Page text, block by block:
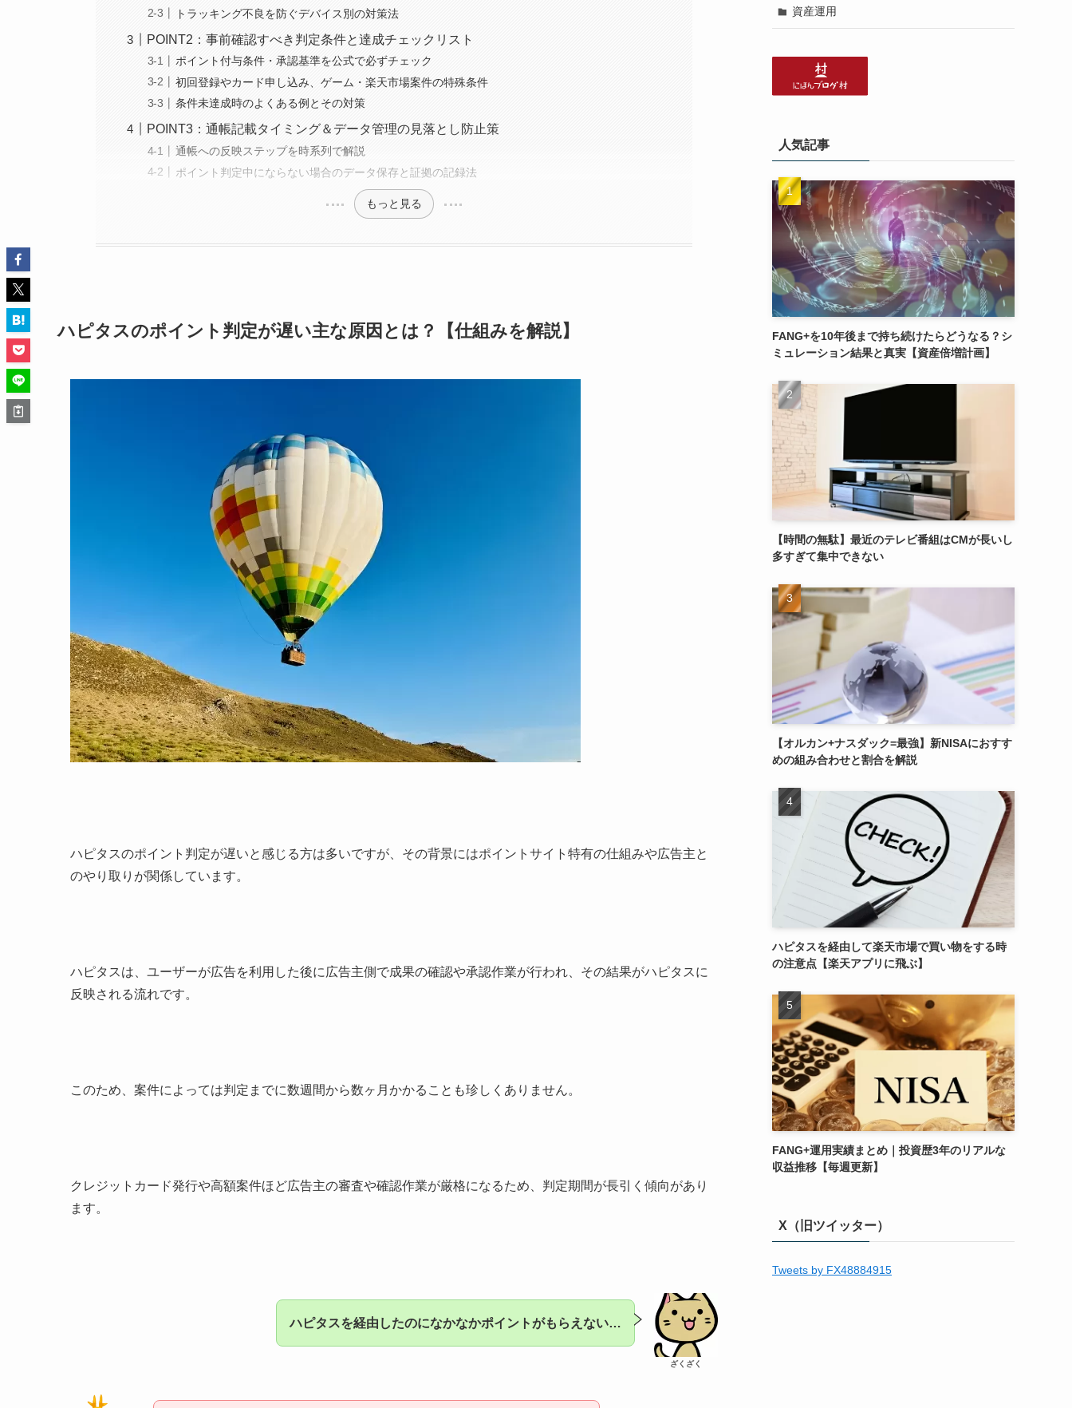
トラッキング不良を防ぐデバイス別の対策法
POINT2：事前確認すべき判定条件と達成チェックリスト
ポイント付与条件・承認基準を公式で必ずチェック
初回登録やカード申し込み、ゲーム・楽天市場案件の特殊条件
条件未達成時のよくある例とその対策
POINT3：通帳記載タイミング＆データ管理の見落とし防止策
通帳への反映ステップを時系列で解説
ポイント判定中にならない場合のデータ保存と証拠の記録法
もっと見る
ハピタスのポイント判定が遅い主な原因とは？【仕組みを解説】
ハピタスのポイント判定が遅いと感じる方は多いですが、その背景にはポイントサイト特有の仕組みや広告主と
のやり取りが関係しています。
ハピタスは、ユーザーが広告を利用した後に広告主側で成果の確認や承認作業が行われ、その結果がハピタスに
反映される流れです。
このため、案件によっては判定までに数週間から数ヶ月かかることも珍しくありません。
クレジットカード発行や高額案件ほど広告主の審査や確認作業が厳格になるため、判定期間が長引く傾向があり
ます。
ざくざく
ハピタスを経由したのになかなかポイントがもらえない…
資産運用
人気記事
FANG+を10年後まで持ち続けたらどうなる？シ
ミュレーション結果と真実【資産倍増計画】
【時間の無駄】最近のテレビ番組はCMが長いし
多すぎて集中できない
【オルカン+ナスダック=最強】新NISAにおすす
めの組み合わせと割合を解説
ハピタスを経由して楽天市場で買い物をする時
の注意点【楽天アプリに飛ぶ】
FANG+運用実績まとめ｜投資歴3年のリアルな
収益推移【毎週更新】
X（旧ツイッター）
Tweets by FX48884915